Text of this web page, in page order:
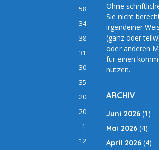
58
34
38
31
30
35
20
20
1
12
Ohne
Sie nicht
irgendeiner
(ganz oder
oder anderen
für einen
nutzen.
ARCHIV
Juni 2026 (1)
Mai 2026 (4)
April 2026 (4)